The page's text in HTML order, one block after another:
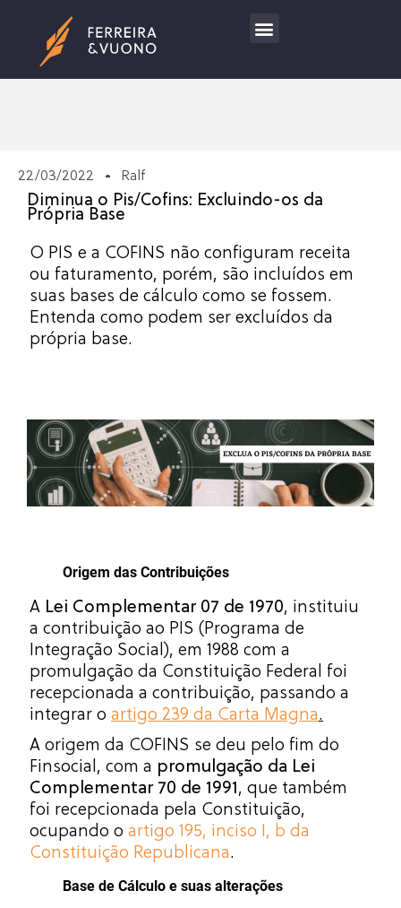
22/03/2022 Ralf
Diminua o Pis/Cofins: Excluindo-os da
Própria Base
O PIS e a COFINS não configuram receita
ou faturamento, porém, são incluídos em
suas bases de cálculo como se fossem.
Entenda como podem ser excluídos da
própria base.
Origem das Contribuições
A Lei Complementar 07 de 1970, instituiu
a contribuição ao PIS (Programa de
Integração Social), em 1988 com a
promulgação da Constituição Federal foi
recepcionada a contribuição, passando a
integrar o artigo 239 da Carta Magna.
A origem da COFINS se deu pelo fim do
Finsocial, com a promulgação da Lei
Complementar 70 de 1991, que também
foi recepcionada pela Constituição,
ocupando o artigo 195, inciso I, b da
Constituição Republicana.
Base de Cálculo e suas alterações